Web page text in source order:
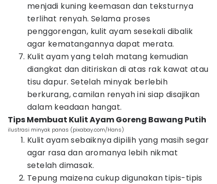
menjadi kuning keemasan dan teksturnya
terlihat renyah. Selama proses
penggorengan, kulit ayam sesekali dibalik
agar kematangannya dapat merata.
Kulit ayam yang telah matang kemudian
diangkat dan ditiriskan di atas rak kawat atau
tisu dapur. Setelah minyak berlebih
berkurang, camilan renyah ini siap disajikan
dalam keadaan hangat.
Tips Membuat Kulit Ayam Goreng Bawang Putih
ilustrasi minyak panas (pixabay.com/Hans)
Kulit ayam sebaiknya dipilih yang masih segar
agar rasa dan aromanya lebih nikmat
setelah dimasak.
Tepung maizena cukup digunakan tipis-tipis